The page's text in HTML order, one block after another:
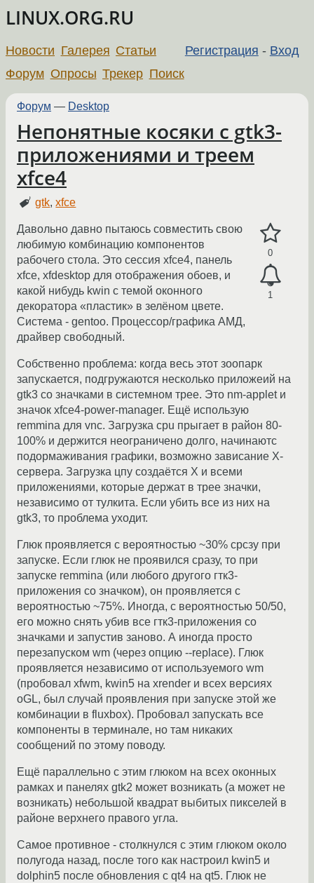
LINUX.ORG.RU
Регистрация - Вход
Новости Галерея Статьи
Форум Опросы Трекер Поиск
Форум — Desktop
Непонятные косяки с gtk3-
приложениями и треем
xfce4
gtk,xfce
0
1
Давольно давно пытаюсь совместить свою
любимую комбинацию компонентов
рабочего стола. Это сессия xfce4, панель
xfce, xfdesktop для отображения обоев, и
какой нибудь kwin с темой оконного
декоратора «пластик» в зелёном цвете.
Система - gentoo. Процессор/графика АМД,
драйвер свободный.
Собственно проблема: когда весь этот зоопарк
запускается, подгружаются несколько приложеий на
gtk3 со значками в системном трее. Это nm-applet и
значок xfce4-power-manager. Ещё использую
remmina для vnc. Загрузка cpu прыгает в район 80-
100% и держится неограничено долго, начинаютс
подормаживания графики, возможно зависание Х-
сервера. Загрузка цпу создаётся Х и всеми
приложениями, которые держат в трее значки,
независимо от тулкита. Если убить все из них на
gtk3, то проблема уходит.
Глюк проявляется с вероятностью ~30% срсзу при
запуске. Если глюк не проявился сразу, то при
запуске remmina (или любого другого гтк3-
приложения со значком), он проявляется с
вероятностью ~75%. Иногда, с вероятностью 50/50,
его можно снять убив все гтк3-приложения со
значками и запустив заново. А иногда просто
перезапуском wm (через опцию --replace). Глюк
проявляется независимо от используемого wm
(пробовал xfwm, kwin5 на xrender и всех версиях
oGL, был случай проявления при запуске этой же
комбинации в fluxbox). Пробовал запускать все
компоненты в терминале, но там никаких
сообщений по этому поводу.
Ещё параллельно с этим глюком на всех оконных
рамках и панелях gtk2 может возникать (а может не
возникать) небольшой квадрат выбитых пикселей в
районе верхнего правого угла.
Самое противное - столкнулся с этим глюком около
полугода назад, после того как настроил kwin5 и
dolphin5 после обновления с qt4 на qt5. Глюк не